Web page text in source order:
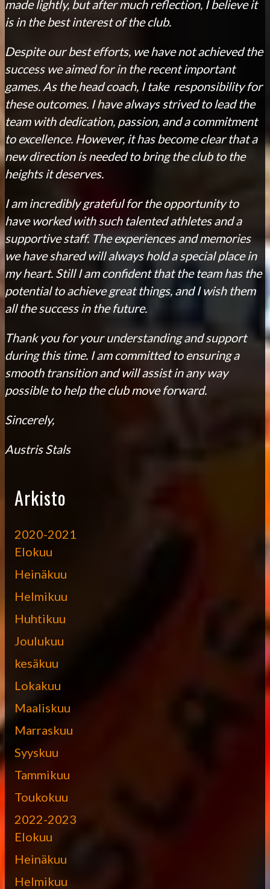
made lightly, but after much reflection, I believe it
is in the best interest of the club.
Despite our best efforts, we have not achieved the
success we aimed for in the recent important
games. As the head coach, I take responsibility for
these outcomes. I have always strived to lead the
team with dedication, passion, and a commitment
to excellence. However, it has become clear that a
new direction is needed to bring the club to the
heights it deserves.
I am incredibly grateful for the opportunity to
have worked with such talented athletes and a
supportive staff. The experiences and memories
we have shared will always hold a special place in
my heart. Still I am confident that the team has the
potential to achieve great things, and I wish them
all the success in the future.
Thank you for your understanding and support
during this time. I am committed to ensuring a
smooth transition and will assist in any way
possible to help the club move forward.
Sincerely,
Austris Stals
Arkisto
2020-2021
Elokuu
Heinäkuu
Helmikuu
Huhtikuu
Joulukuu
kesäkuu
Lokakuu
Maaliskuu
Marraskuu
Syyskuu
Tammikuu
Toukokuu
2022-2023
Elokuu
Heinäkuu
Helmikuu